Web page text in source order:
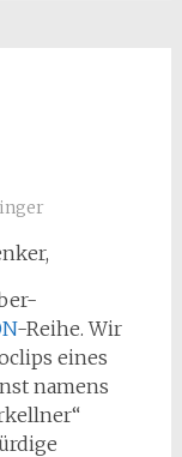
-Reihe. Wir
eines
namens